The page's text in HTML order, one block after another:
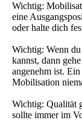
Wichtig:
eine
oder halte dich
Wichtig: Wenn
kannst, dann
angenehm ist.
Mobilisation
Wichtig: Qualität
sollte immer im